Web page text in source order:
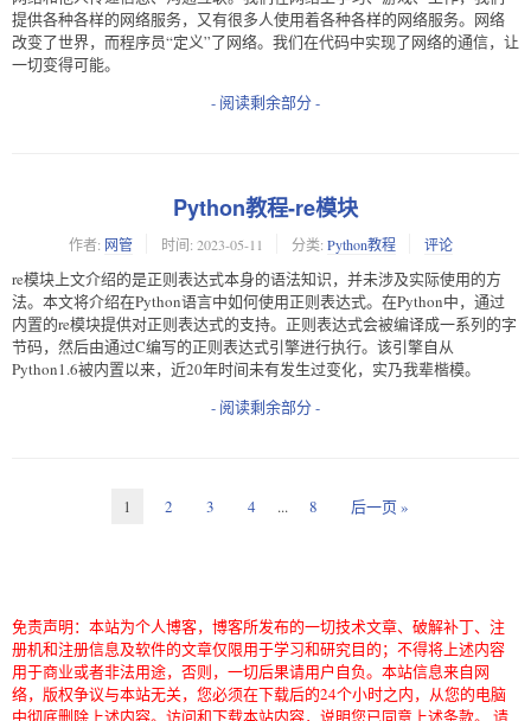
提供各种各样的网络服务，又有很多人使用着各种各样的网络服务。网络
改变了世界，而程序员“定义”了网络。我们在代码中实现了网络的通信，让
一切变得可能。
- 阅读剩余部分 -
Python教程-re模块
作者: 网管 时间: 2023-05-11 分类: Python教程 评论
re模块上文介绍的是正则表达式本身的语法知识，并未涉及实际使用的方
法。本文将介绍在Python语言中如何使用正则表达式。在Python中，通过
内置的re模块提供对正则表达式的支持。正则表达式会被编译成一系列的字
节码，然后由通过C编写的正则表达式引擎进行执行。该引擎自从
Python1.6被内置以来，近20年时间未有发生过变化，实乃我辈楷模。
- 阅读剩余部分 -
1 2 3 4 ... 8 后一页 »
免责声明：本站为个人博客，博客所发布的一切技术文章、破解补丁、注
册机和注册信息及软件的文章仅限用于学习和研究目的；不得将上述内容
用于商业或者非法用途，否则，一切后果请用户自负。本站信息来自网
络，版权争议与本站无关，您必须在下载后的24个小时之内，从您的电脑
中彻底删除上述内容。访问和下载本站内容，说明您已同意上述条款。 请